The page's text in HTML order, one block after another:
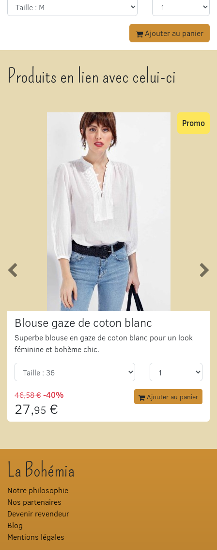
Ajouter au panier
Produits en lien avec celui-ci
Blouse gaze de coton blanc
Superbe blouse en gaze de coton blanc pour un look
féminine et bohème chic.
Promo
46,58 €-40%
27,95 €
Ajouter au panier
La Bohémia
Notre philosophie
Nos partenaires
Devenir revendeur
Blog
Mentions légales